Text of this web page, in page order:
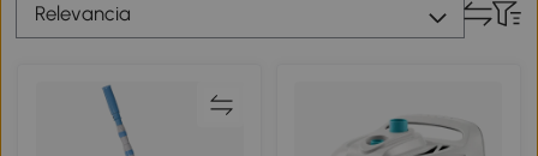
Relevancia